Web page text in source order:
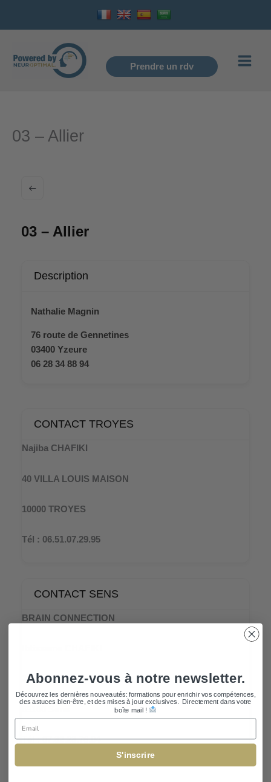
Prendre un rdv
03 – Allier
03 – Allier
Description
Nathalie Magnin
76 route de Gennetines
03400 Yzeure
06 28 34 88 94
CONTACT TROYES
Najiba CHAFIKI
40 VILLA LOUIS MAISON
10000 TROYES
Tél : 06.51.07.29.95
CONTACT SENS
BRAIN CONNECTION
2 Impasse de la Demi Lune
Tél : 07.82.28.76.04
Abonnez-vous à notre newsletter.
Découvrez les dernières nouveautés: formations pour enrichir vos compétences,
des astuces bien-être, et des mises à jour exclusives. Directement dans votre
boîte mail !
Email
S'inscrire